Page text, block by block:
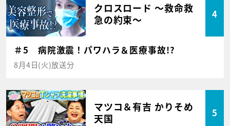
クロスロード ～救命救
急の約束～
4
＃5 病院激震！パワハラ＆医療事故!?
8月4日(火)放送分
マツコ＆有吉 かりそめ
天国
5